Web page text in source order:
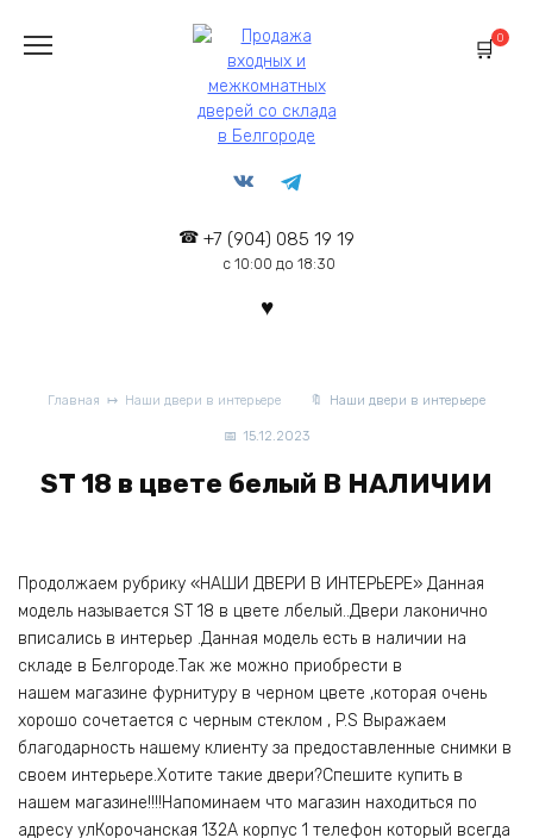
содержанию
+7 (904) 085 19 19
с 10:00 до 18:30
0
Главная Наши двери в интерьере Наши двери в интерьере
15.12.2023
ST 18 в цвете белый В НАЛИЧИИ
Продолжаем рубрику «НАШИ ДВЕРИ В ИНТЕРЬЕРЕ» Данная
модель называется ST 18 в цвете лбелый..Двери лаконично
вписались в интерьер .Данная модель есть в наличии на
складе в Белгороде.Так же можно приобрести в
нашем магазине фурнитуру в черном цвете ,которая очень
хорошо сочетается с черным стеклом , P.S Выражаем
благодарность нашему клиенту за предоставленные снимки в
своем интерьере.Хотите такие двери?Спешите купить в
нашем магазине!!!!Напоминаем что магазин находиться по
адресу улКорочанская 132А корпус 1 телефон который всегда